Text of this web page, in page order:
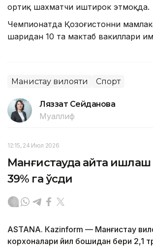
ортиқ шахматчи иштирок этмоқда.
Чемпионатда Қозоғистонни
шаҳридан 10 та мактаб вакиллари
Манғистау вилояти Спорт
Ляззат Сейданова
Муаллиф
12:15, 24 Июл 2026
Манғистауда қайта
39% га ўсди
ASTANА. Кazinform — Манғистау
корхоналари йил бошидан бери 2,1